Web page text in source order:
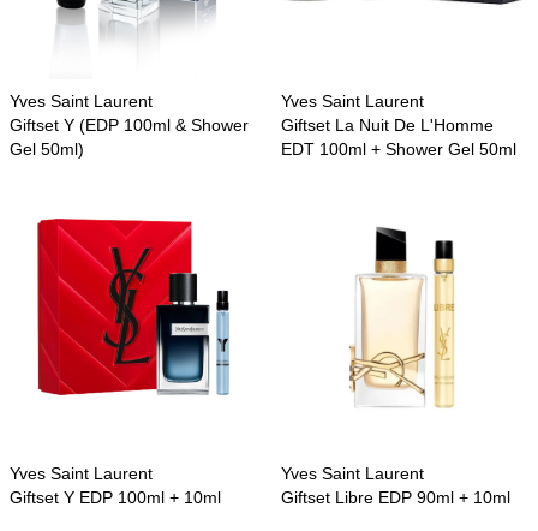
Yves Saint Laurent
Giftset Y (EDP 100ml & Shower
Gel 50ml)
Yves Saint Laurent
Giftset La Nuit De L'Homme
EDT 100ml + Shower Gel 50ml
Yves Saint Laurent
Giftset Y EDP 100ml + 10ml
Yves Saint Laurent
Giftset Libre EDP 90ml + 10ml